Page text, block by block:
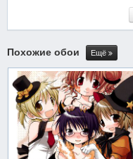
Похожие обои Ещё